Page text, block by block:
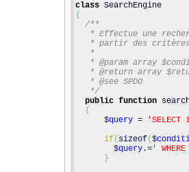
class SearchEngine
{
/**
* Effectue une
* partir des
   *
* @param array
* @return array
   * @see SPDO
   */
public function
{
$query =
if( sizeof(
$query .= '
}